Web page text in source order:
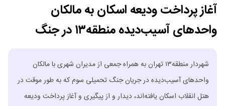
آغاز پرداخت ودیعه اسکان به مالکان
واحدهای آسیب‌دیده منطقه۱۳ در جنگ
شهردار منطقه۱۳ تهران به همراه جمعی از مدیران شهری با مالکان
واحدهای آسیب‌دیده در جریان جنگ تحمیلی سوم که به‌ طور موقت در
هتل انقلاب اسکان یافته‌اند، دیدار و از پیگیری و آغاز پرداخت ودیعه